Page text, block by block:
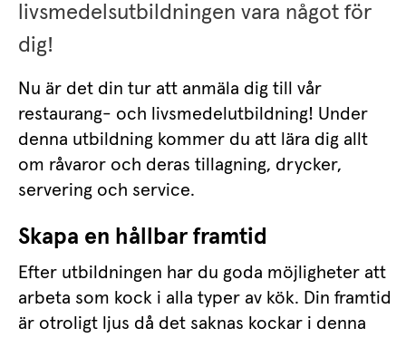
livsmedelsutbildningen vara något för
dig!
Nu är det din tur att anmäla dig till vår
restaurang- och livsmedelutbildning! Under
denna utbildning kommer du att lära dig allt
om råvaror och deras tillagning, drycker,
servering och service.
Skapa en hållbar framtid
Efter utbildningen har du goda möjligheter att
arbeta som kock i alla typer av kök. Din framtid
är otroligt ljus då det saknas kockar i denna